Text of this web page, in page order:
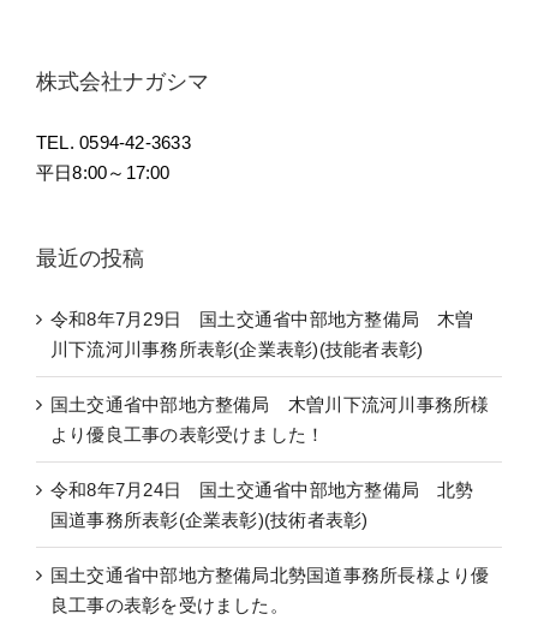
株式会社ナガシマ
TEL. 0594-42-3633
平日8:00～17:00
最近の投稿
令和8年7月29日 国土交通省中部地方整備局 木曽
川下流河川事務所表彰(企業表彰)(技能者表彰)
国土交通省中部地方整備局 木曽川下流河川事務所様
より優良工事の表彰受けました！
令和8年7月24日 国土交通省中部地方整備局 北勢
国道事務所表彰(企業表彰)(技術者表彰)
国土交通省中部地方整備局北勢国道事務所長様より優
良工事の表彰を受けました。